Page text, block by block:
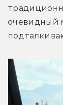
очевидный